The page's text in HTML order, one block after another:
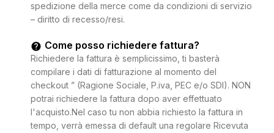
spedizione della merce come da condizioni di servizio
– diritto di recesso/resi.
Come posso richiedere fattura?
Richiedere la fattura è semplicissimo, ti basterà
compilare i dati di fatturazione al momento del
checkout ” (Ragione Sociale, P.iva, PEC e/o SDI). NON
potrai richiedere la fattura dopo aver effettuato
l'acquisto.Nel caso tu non abbia richiesto la fattura in
tempo, verrà emessa di default una regolare Ricevuta